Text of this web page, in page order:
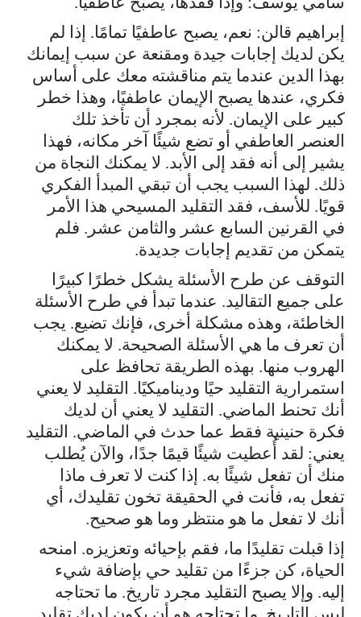
إبراهيم قالن: نعم، يصبح عاطفيًا تمامًا. إذا لم
يكن لديك إجابات جيدة ومقنعة عن سبب إيمانك
بهذا الدين عندما يتم مناقشته معك على أساس
فكري، عندها يصبح الإيمان عاطفيًا، وهذا خطر
كبير على الإيمان. لأنه بمجرد أن تأخذ تلك
العنصر العاطفي أو تضع شيئًا آخر مكانه، فهذا
يشير إلى أنه فقد إلى الأبد. لا يمكنك النجاة من
ذلك. لهذا السبب يجب أن تبقي المبدأ الفكري
قويًا. للأسف، فقد التقليد المسيحي هذا الأمر
في القرنين السابع عشر والثامن عشر. فلم
يتمكن من تقديم إجابات جديدة.
التوقف عن طرح الأسئلة يشكل خطرًا كبيرًا
على جميع التقاليد. عندما تبدأ في طرح الأسئلة
الخاطئة، وهذه مشكلة أخرى، فإنك تضيع. يجب
أن تعرف ما هي الأسئلة الصحيحة. لا يمكنك
الهروب منها. بهذه الطريقة تحافظ على
استمرارية التقليد حيًا وديناميكيًا. التقليد لا يعني
أنك تحنط الماضي. التقليد لا يعني أن لديك
فكرة حنينية فقط عما حدث في الماضي. التقليد
يعني: لقد أُعطيت شيئًا قيمًا جدًا، والآن يُطلب
منك أن تفعل شيئًا به. إذا كنت لا تعرف ماذا
تفعل به، فأنت في الحقيقة تخون تقليدك، أي
أنك لا تفعل ما هو منتظر وما هو صحيح.
إذا قبلت تقليدًا ما، فقم بإحيائه وتعزيزه. امنحه
الحياة، كن جزءًا من تقليد حي بإضافة شيء
إليه. وإلا يصبح التقليد مجرد تاريخ. ما تحتاجه
ليس التاريخ. ما تحتاجه هو أن يكون لديك تقليد